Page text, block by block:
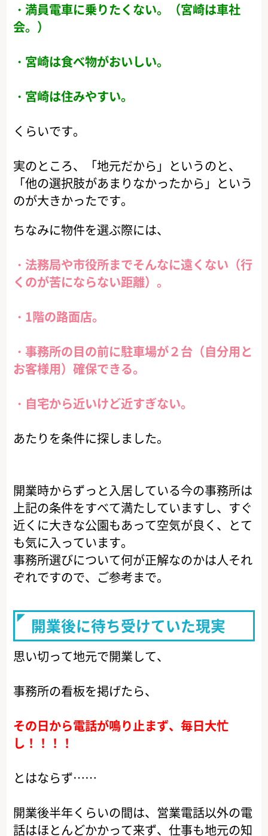
・満員電車に乗りたくない。（宮崎は車社
会。）
・宮崎は食べ物がおいしい。
・宮崎は住みやすい。
くらいです。
実のところ、「地元だから」というのと、
「他の選択肢があまりなかったから」という
のが大きかったです。
ちなみに物件を選ぶ際には、
・法務局や市役所までそんなに遠くない（行
くのが苦にならない距離）。
・1階の路面店。
・事務所の目の前に駐車場が２台（自分用と
お客様用）確保できる。
・自宅から近いけど近すぎない。
あたりを条件に探しました。
開業時からずっと入居している今の事務所は
上記の条件をすべて満たしていますし、すぐ
近くに大きな公園もあって空気が良く、とて
も気に入っています。
事務所選びについて何が正解なのかは人それ
ぞれですので、ご参考まで。
開業後に待ち受けていた現実
思い切って地元で開業して、
事務所の看板を掲げたら、
その日から電話が鳴り止まず、毎日大忙
し！！！！
とはならず……
開業後半年くらいの間は、営業電話以外の電
話はほとんどかかって来ず、仕事も地元の知